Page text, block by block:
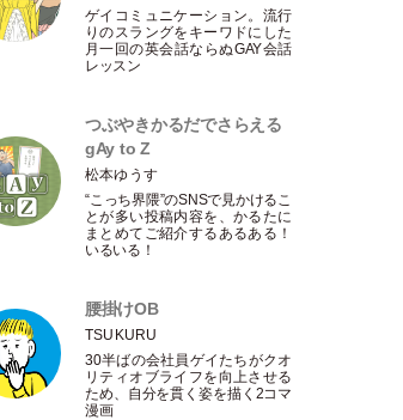
ゲイコミュニケーション。流行
りのスラングをキーワドにした
月一回の英会話ならぬGAY会話
レッスン
つぶやきかるだでさらえる
gAy to Z
松本ゆうす
“こっち界隈”のSNSで見かけるこ
とが多い投稿内容を、かるたに
まとめてご紹介するあるある！
いるいる！
腰掛けOB
TSUKURU
30半ばの会社員ゲイたちがクオ
リティオブライフを向上させる
ため、自分を貫く姿を描く2コマ
漫画